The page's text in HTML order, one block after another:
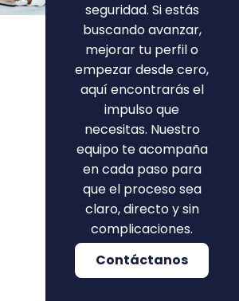
seguridad. Si estás
buscando avanzar,
mejorar tu perfil o
empezar desde cero,
aquí encontrarás el
impulso que
necesitas. Nuestro
equipo te acompaña
en cada paso para
que el proceso sea
claro, directo y sin
complicaciones.
Contáctanos